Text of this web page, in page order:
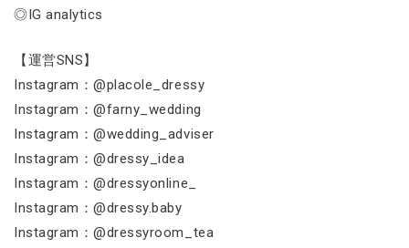
◎IG analytics
【運営SNS】
Instagram：@placole_dressy
Instagram：@farny_wedding
Instagram：@wedding_adviser
Instagram：@dressy_idea
Instagram：@dressyonline_
Instagram：@dressy.baby
Instagram：@dressyroom_tea